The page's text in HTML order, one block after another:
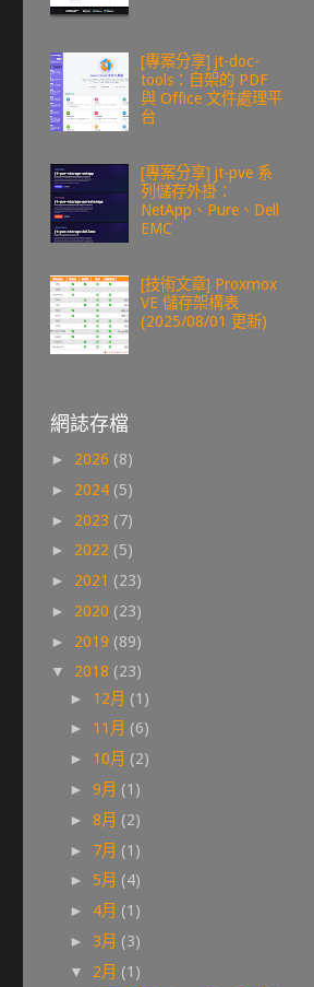
[專案分享] jt-doc-
tools：自架的 PDF
與 Office 文件處理平
台
[專案分享] jt-pve 系
列儲存外掛：
NetApp、Pure、Dell
EMC
[技術文章] Proxmox
VE 儲存架構表
(2025/08/01 更新)
網誌存檔
► 2026 (8)
► 2024 (5)
► 2023 (7)
► 2022 (5)
► 2021 (23)
► 2020 (23)
► 2019 (89)
▼ 2018 (23)
► 12月 (1)
► 11月 (6)
► 10月 (2)
►9月 (1)
►8月 (2)
► 7月 (1)
►5月 (4)
► 4月 (1)
► 3月 (3)
▼ 2月 (1)